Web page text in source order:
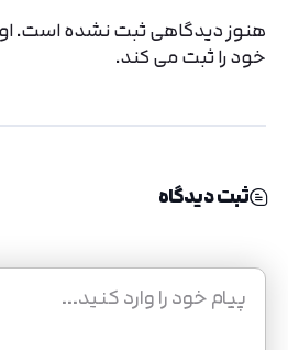
هنوز دیدگاهی ثبت نشده است.
خود را ثبت می کند.
ثبت دیدگاه